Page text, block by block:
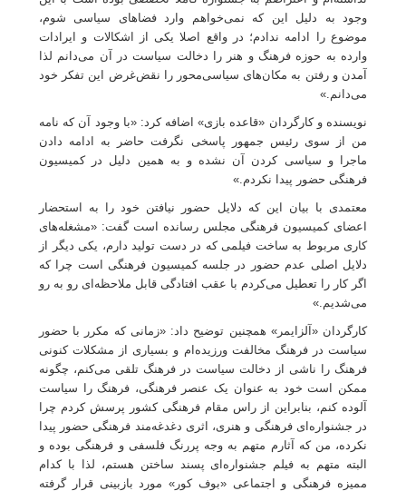
وجود به دلیل این که نمی‌خواهم وارد فضاهای سیاسی شوم،
موضوع را ادامه ندادم؛ در واقع اصلا یکی از اشکالات و ایرادات
وارده به حوزه فرهنگ و هنر را دخالت سیاست در آن می‌دانم لذا
آمدن و رفتن به مکان‌های سیاسی‌محور را نقض‌غرض این تفکر خود
می‌دانم.»
نویسنده و کارگردان «قاعده بازی» اضافه کرد: «با وجود آن که نامه
من از سوی رئیس جمهور پاسخی نگرفت حاضر به ادامه دادن
ماجرا و سیاسی کردن آن نشده و به همین دلیل در کمیسیون
فرهنگی حضور پیدا نکردم.»
معتمدی با بیان این که دلایل حضور نیافتن خود را به استحضار
اعضای کمیسیون فرهنگی مجلس رسانده است گفت: «مشغله‌های
کاری مربوط به ساخت فیلمی که در دست تولید دارم، یکی دیگر از
دلایل اصلی عدم حضور در جلسه کمیسیون فرهنگی است چرا که
اگر کار را تعطیل می‌کردم با عقب افتادگی قابل ملاحظه‌ای رو به رو
می‌شدیم.»
کارگردان «آلزایمر» همچنین توضیح داد: «زمانی که مکرر با حضور
سیاست در فرهنگ مخالفت ورزیده‌ام و بسیاری از مشکلات کنونی
فرهنگ را ناشی از دخالت سیاست در فرهنگ تلقی می‌کنم، چگونه
ممکن است خود به عنوان یک عنصر فرهنگی، فرهنگ را سیاست
آلوده کنم، بنابراین از راس مقام فرهنگی کشور پرسش کردم چرا
در جشنواره‌ای فرهنگی و هنری، اثری دغدغه‌مند فرهنگی حضور پیدا
نکرده، من که آثارم متهم به وجه پررنگ فلسفی و فرهنگی بوده و
البته متهم به فیلم جشنواره‌ای پسند ساختن هستم، لذا با کدام
ممیزه فرهنگی و اجتماعی «بوف کور» مورد بازبینی قرار گرفته